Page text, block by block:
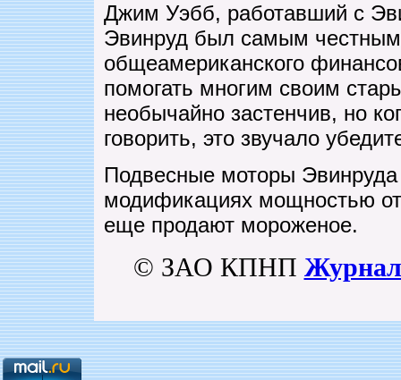
Джим Уэбб, работавший с
Эвинруд был самым честным
общеамериканского
помогать многим своим
необычайно застенчив, но
говорить, это звучало
Подвесные моторы
модификациях мощностью
еще продают мороженое.
© ЗАО КПНП